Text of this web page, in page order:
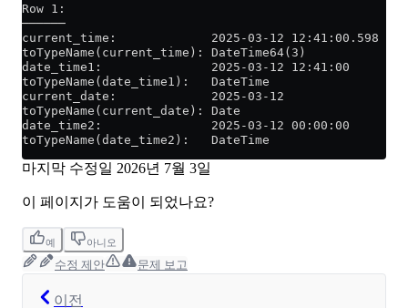
Row 1:
──────
current_time:             2025-03-12 12:41:00.598
toTypeName(current_time): DateTime64(3)
date_time1:               2025-03-12 12:41:00
toTypeName(date_time1):   DateTime
current_date:             2025-03-12
toTypeName(current_date): Date
date_time2:               2025-03-12 00:00:00
toTypeName(date_time2):   DateTime
마지막 수정일 2026년 7월 3일
이 페이지가 도움이 되었나요?
예 아니오
수정 제안 문제 보고
이전